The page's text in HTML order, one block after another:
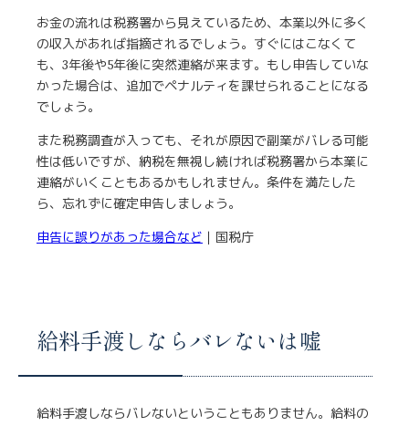
お金の流れは税務署から見えているため、本業以外に多く
の収入があれば指摘されるでしょう。すぐにはこなくて
も、3年後や5年後に突然連絡が来ます。もし申告していな
かった場合は、追加でペナルティを課せられることになる
でしょう。
また税務調査が入っても、それが原因で副業がバレる可能
性は低いですが、納税を無視し続ければ税務署から本業に
連絡がいくこともあるかもしれません。条件を満たした
ら、忘れずに確定申告しましょう。
申告に誤りがあった場合など ｜国税庁
給料手渡しならバレないは嘘
給料手渡しならバレないということもありません。給料の